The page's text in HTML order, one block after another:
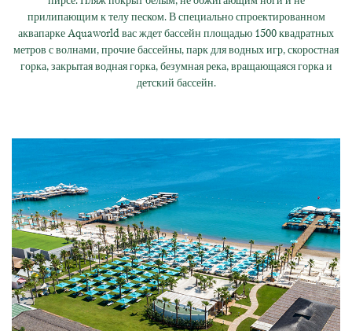
прилипающим к телу песком. В специально спроектированном
аквапарке Aquaworld вас ждет бассейн площадью 1500 квадратных
метров с волнами, прочие бассейны, парк для водных игр, скоростная
горка, закрытая водная горка, безумная река, вращающаяся горка и
детский бассейн.